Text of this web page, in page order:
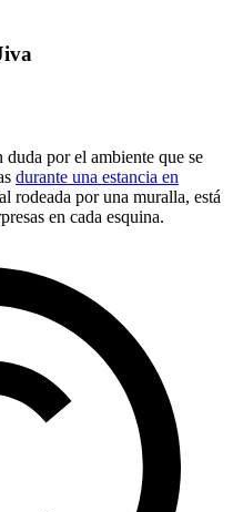
duda por el ambiente que se
durante una estancia en
rodeada por una muralla, está
en cada esquina.